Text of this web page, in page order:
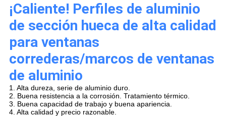
¡Caliente! Perfiles de aluminio
de sección hueca de alta calidad
para ventanas
correderas/marcos de ventanas
de aluminio
1. Alta dureza, serie de aluminio duro.
2. Buena resistencia a la corrosión. Tratamiento térmico.
3. Buena capacidad de trabajo y buena apariencia.
4. Alta calidad y precio razonable.